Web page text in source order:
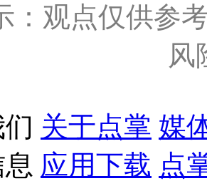
：观点仅供参
风
关于点掌 媒
应用下载 点